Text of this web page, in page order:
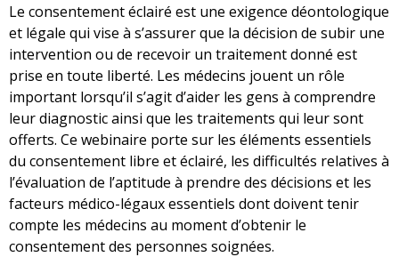
Le consentement éclairé est une exigence déontologique
et légale qui vise à s’assurer que la décision de subir une
intervention ou de recevoir un traitement donné est
prise en toute liberté. Les médecins jouent un rôle
important lorsqu’il s’agit d’aider les gens à comprendre
leur diagnostic ainsi que les traitements qui leur sont
offerts. Ce webinaire porte sur les éléments essentiels
du consentement libre et éclairé, les difficultés relatives à
l’évaluation de l’aptitude à prendre des décisions et les
facteurs médico-légaux essentiels dont doivent tenir
compte les médecins au moment d’obtenir le
consentement des personnes soignées.